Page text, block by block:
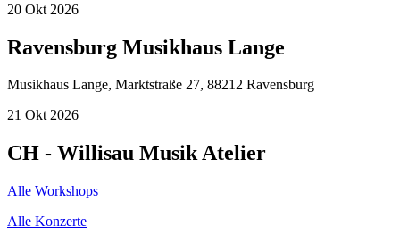
20 Okt 2026
Ravensburg Musikhaus Lange
Musikhaus Lange, Marktstraße 27, 88212 Ravensburg
21 Okt 2026
CH - Willisau Musik Atelier
Alle Workshops
Alle Konzerte